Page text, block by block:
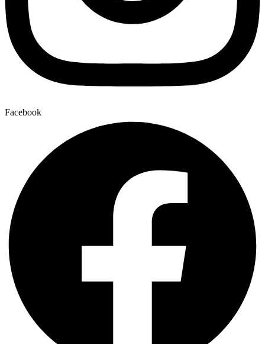
Facebook